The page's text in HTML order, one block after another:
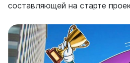
составляющей на старте